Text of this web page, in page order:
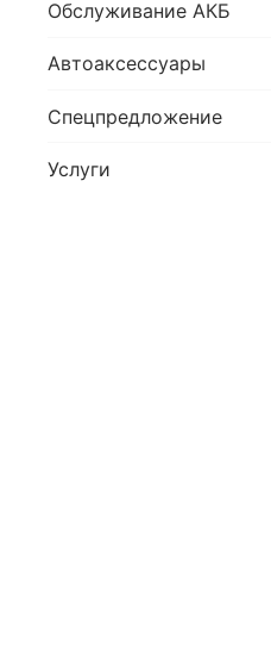
Обслуживание АКБ
Автоаксессуары
Спецпредложение
Услуги